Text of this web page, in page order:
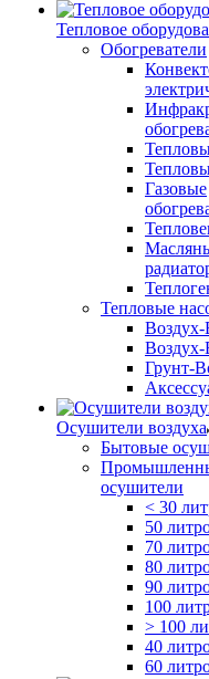
Тепловое
Обогреватели
Газовые
Тепловые
Воздух-
Воздух-
Грунт-
Осушители воздуха
Бытовые
осушители
< 30
50
70
80
90
100
> 100
40
60